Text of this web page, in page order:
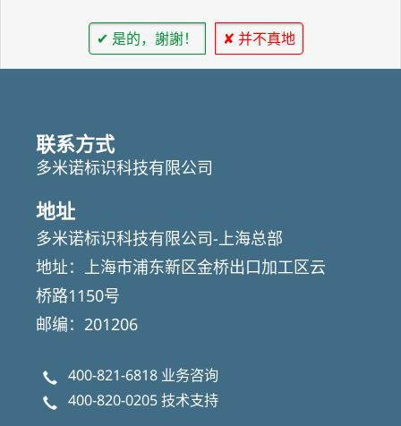
✔ 是的，謝謝！ ✘ 并不真地
联系方式
多米诺标识科技有限公司
地址
多米诺标识科技有限公司-上海总部
地址：上海市浦东新区金桥出口加工区云
桥路1150号
邮编：201206
400-821-6818 业务咨询
400-820-0205技术支持